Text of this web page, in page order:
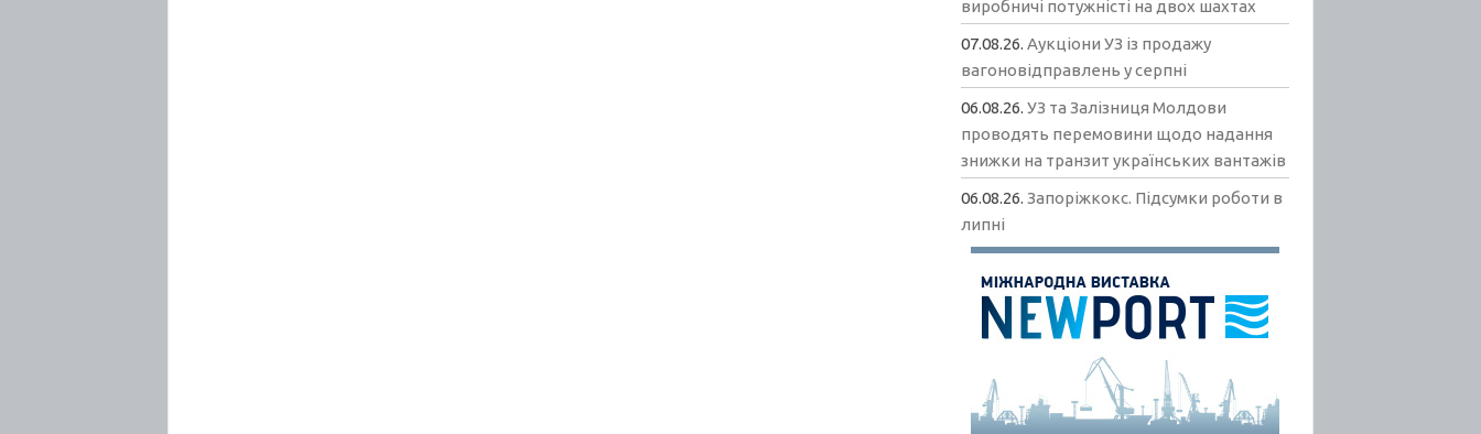
виробничі потужністі на двох шахтах
07.08.26.Аукціони УЗ із продажу
вагоновідправлень у серпні
06.08.26.УЗ та Залізниця Молдови
проводять перемовини щодо надання
знижки на транзит українських вантажів
06.08.26.Запоріжкокс. Підсумки роботи в
липні